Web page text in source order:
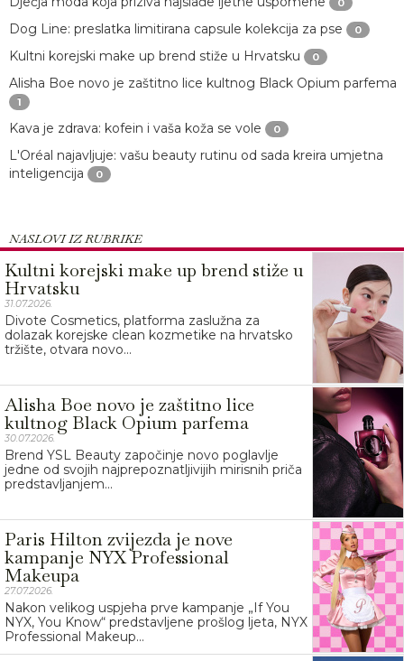
0
Dog Line: preslatka limitirana capsule kolekcija za pse 0
Kultni korejski make up brend stiže u Hrvatsku 0
Alisha Boe novo je zaštitno lice kultnog Black Opium parfema
1
Kava je zdrava: kofein i vaša koža se vole 0
L'Oréal najavljuje: vašu beauty rutinu od sada kreira umjetna
inteligencija
0
NASLOVI IZ RUBRIKE
Kultni korejski make up brend stiže u
Hrvatsku
31.07.2026.
Divote Cosmetics, platforma zaslužna za
dolazak korejske clean kozmetike na hrvatsko
tržište, otvara novo...
Alisha Boe novo je zaštitno lice
kultnog Black Opium parfema
30.07.2026.
Brend YSL Beauty započinje novo poglavlje
jedne od svojih najprepoznatljivijih mirisnih priča
predstavljanjem...
Paris Hilton zvijezda je nove
kampanje NYX Professional
Makeupa
27.07.2026.
Nakon velikog uspjeha prve kampanje „If You
NYX, You Know“ predstavljene prošlog ljeta, NYX
Professional Makeup...